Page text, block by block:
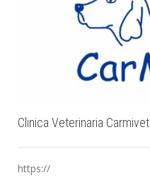
Clinica Veterinaria Carmivet
https://